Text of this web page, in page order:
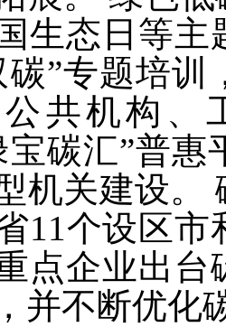
生态日等主
碳”专题培
共机构、
宝碳汇”普
机关建设。
11个设区
点企业出台
并不断优化